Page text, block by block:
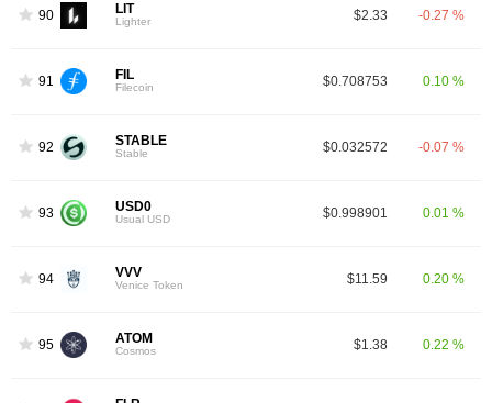
90 LIT
Lighter $2.33 -0.27 %
91 FIL
Filecoin $0.708753 0.10 %
92 STABLE
Stable $0.032572 -0.07 %
93 USD0
Usual USD $0.998901 0.01 %
94 VVV
Venice Token $11.59 0.20 %
95 ATOM
Cosmos $1.38 0.22 %